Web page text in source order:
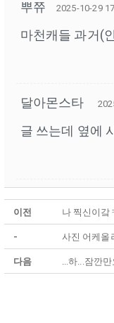
뿌쮸 2025-10-29
마천캐들 과거(
달아몬스타
글 쓰는데 옆에
이전 나 찍신이갘
- 사진 어케올
다음 ...하...잠깐만